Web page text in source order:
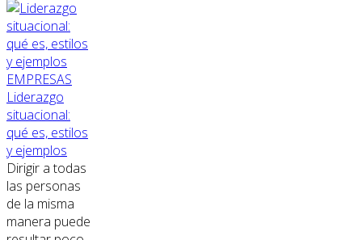
EMPRESAS
Liderazgo
situacional:
qué es, estilos
y ejemplos
Dirigir a todas
las personas
de la misma
manera puede